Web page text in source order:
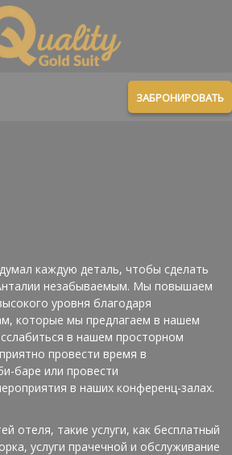
ЗАБРОНИРОВАТЬ
каждую деталь, чтобы сделать
незабываемым. Мы повышаем
уровня благодаря
которые мы предлагаем в нашем
в нашем просторном
провести время в
баре или провести
в наших конференц-залах.
отеля, такие услуги, как бесплатный
услуги прачечной и обслуживание